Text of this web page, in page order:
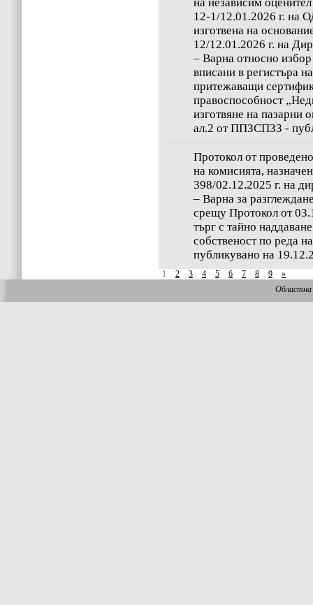
12-1/12.01.2026 г. на
изготвена на
12/12.01.2026 г. на
– Варна относно
вписани в регистъра
притежаващи
правоспособност
изготвяне на пазарни
ал.2 от ППЗСПЗЗ -
Протокол от
на комисията,
398/02.12.2025 г. на
– Варна за
срещу Протокол от
търг с тайно
собственост по реда
публикувано на
1 2 3 4 5 6 7 8 9
»
Областна